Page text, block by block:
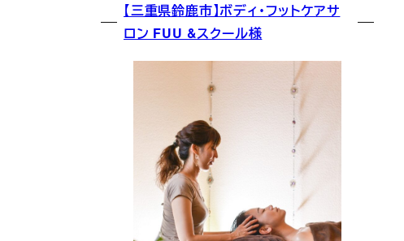
【三重県鈴鹿市】ボディ・フットケアサ
ロン FUU &スクール様